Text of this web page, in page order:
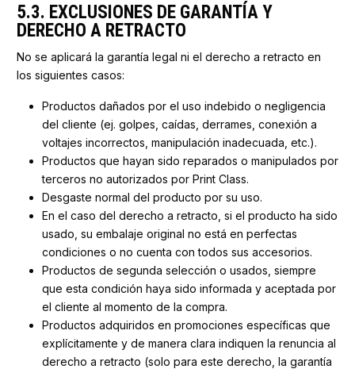
5.3. EXCLUSIONES DE GARANTÍA Y
DERECHO A RETRACTO
No se aplicará la garantía legal ni el derecho a retracto en
los siguientes casos:
Productos dañados por el uso indebido o negligencia
del cliente (ej. golpes, caídas, derrames, conexión a
voltajes incorrectos, manipulación inadecuada, etc.).
Productos que hayan sido reparados o manipulados por
terceros no autorizados por Print Class.
Desgaste normal del producto por su uso.
En el caso del derecho a retracto, si el producto ha sido
usado, su embalaje original no está en perfectas
condiciones o no cuenta con todos sus accesorios.
Productos de segunda selección o usados, siempre
que esta condición haya sido informada y aceptada por
el cliente al momento de la compra.
Productos adquiridos en promociones específicas que
explícitamente y de manera clara indiquen la renuncia al
derecho a retracto (solo para este derecho, la garantía